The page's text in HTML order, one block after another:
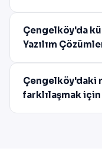
Çengelköy'da
Yazılım
Çengelköy'daki
farklılaşmak için